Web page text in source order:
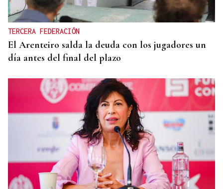
TERCERA FEDERACIÓN
El Arenteiro salda la deuda con los jugadores un
día antes del final del plazo